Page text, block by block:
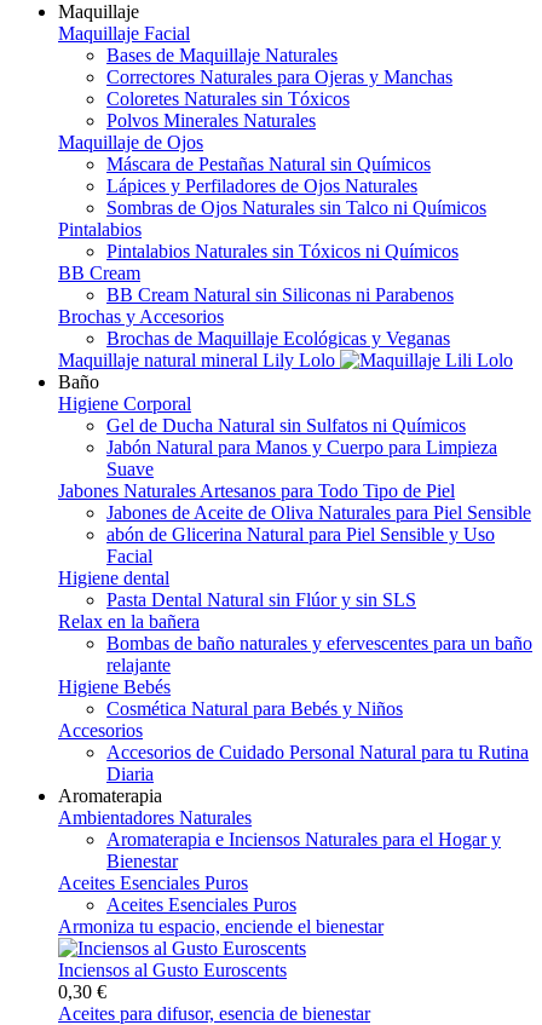
Maquillaje
Maquillaje Facial
Bases de Maquillaje Naturales
Correctores Naturales para Ojeras y Manchas
Coloretes Naturales sin Tóxicos
Polvos Minerales Naturales
Maquillaje de Ojos
Máscara de Pestañas Natural sin Químicos
Lápices y Perfiladores de Ojos Naturales
Sombras de Ojos Naturales sin Talco ni Químicos
Pintalabios
Pintalabios Naturales sin Tóxicos ni Químicos
BB Cream
BB Cream Natural sin Siliconas ni Parabenos
Brochas y Accesorios
Brochas de Maquillaje Ecológicas y Veganas
Maquillaje natural mineral Lily Lolo
Baño
Higiene Corporal
Gel de Ducha Natural sin Sulfatos ni Químicos
Jabón Natural para Manos y Cuerpo para Limpieza
Suave
Jabones Naturales Artesanos para Todo Tipo de Piel
Jabones de Aceite de Oliva Naturales para Piel Sensible
abón de Glicerina Natural para Piel Sensible y Uso
Facial
Higiene dental
Pasta Dental Natural sin Flúor y sin SLS
Relax en la bañera
Bombas de baño naturales y efervescentes para un baño
relajante
Higiene Bebés
Cosmética Natural para Bebés y Niños
Accesorios
Accesorios de Cuidado Personal Natural para tu Rutina
Diaria
Aromaterapia
Ambientadores Naturales
Aromaterapia e Inciensos Naturales para el Hogar y
Bienestar
Aceites Esenciales Puros
Aceites Esenciales Puros
Armoniza tu espacio, enciende el bienestar
Inciensos al Gusto Euroscents
0,30 €
Aceites para difusor, esencia de bienestar